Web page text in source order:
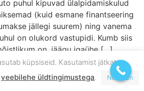
puhul kipuvad ülalpidamiskulud
(kuid esmane finantseering
jällegi suurem) ning vanema
on olukord vastupidi. Kumb siis
on, jäägu igaühe […]
küpsiseid. Kasutamist jätkates
veebilehe üldtingimustega. Nõustun